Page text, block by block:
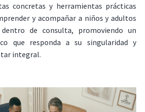
concretas y herramientas prácticas
y acompañar a niños y adultos
de consulta, promoviendo un
que responda a su singularidad y
integral.